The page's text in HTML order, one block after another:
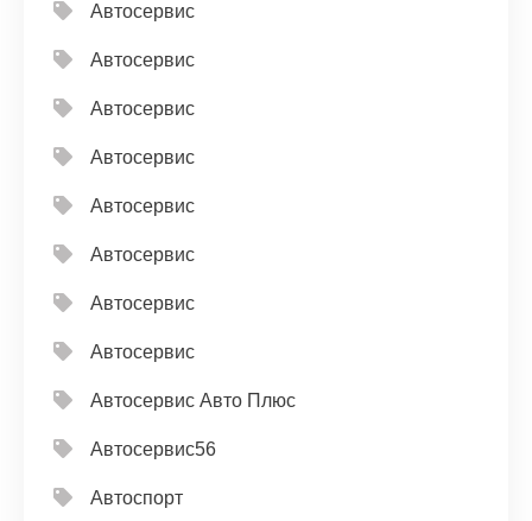
Автосервис
Автосервис
Автосервис
Автосервис
Автосервис
Автосервис
Автосервис
Автосервис
Автосервис Авто Плюс
Автосервис56
Автоспорт